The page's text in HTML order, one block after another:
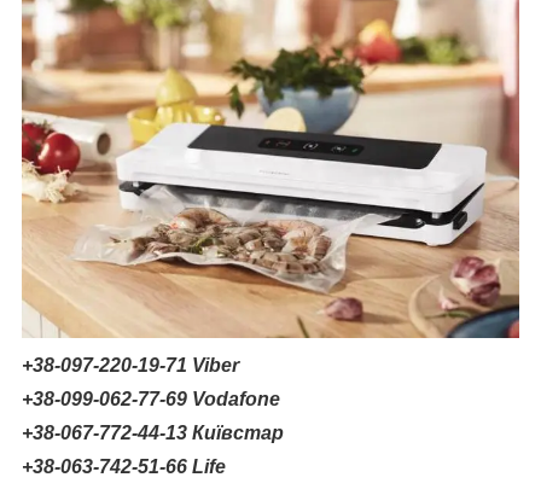
+38-097-220-19-71 Viber
+38-099-062-77-69 Vodafone
+38-067-772-44-13 Київстар
+38-063-742-51-66 Life